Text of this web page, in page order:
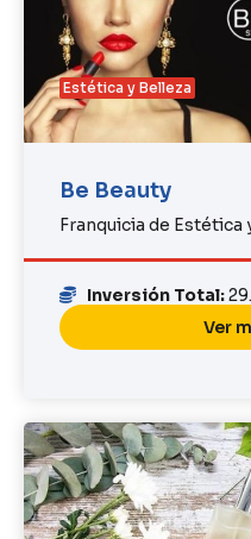
Estética y Belleza
Be Beauty
Franquicia de Estética
Inversión Total:
Ver